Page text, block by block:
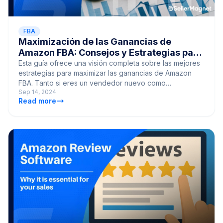
FBA
Maximización de las Ganancias de
Amazon FBA: Consejos y Estrategias para
Vendedores Nuevos y Experim
Esta guía ofrece una visión completa sobre las mejores
estrategias para maximizar las ganancias de Amazon
FBA. Tanto si eres un vendedor nuevo como
experimentado, estos consejos te ayudarán a aumentar
tu rentabilidad en Amazon.
Sep 14, 2024
Read more